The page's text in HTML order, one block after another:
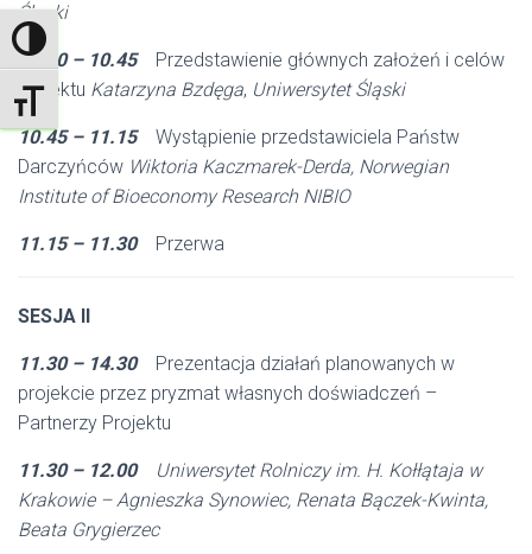
TOGGLE HIGH CONTRAST
TOGGLE FONT SIZE
Śląski
10.30 – 10.45Przedstawienie głównych założeń i celów
projektu Katarzyna Bzdęga, Uniwersytet Śląski
10.45 – 11.15Wystąpienie przedstawiciela Państw
Darczyńców Wiktoria Kaczmarek-Derda, Norwegian
Institute of Bioeconomy ResearchNIBIO
11.15 – 11.30Przerwa
SESJA II
11.30 – 14.30Prezentacja działań planowanych w
projekcie przez pryzmat własnych doświadczeń –
Partnerzy Projektu
11.30 – 12.00
Uniwersytet Rolniczy im. H. Kołłątaja w
Krakowie –Agnieszka Synowiec, Renata Bączek-Kwinta,
Beata Grygierzec